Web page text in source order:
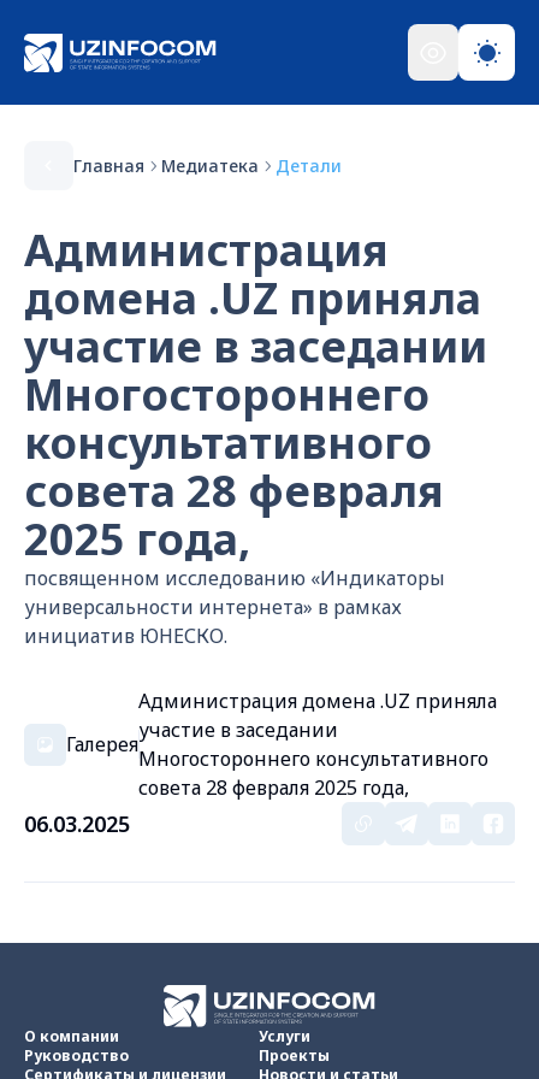
Главная Медиатека Детали
Администрация
домена .UZ приняла
участие в заседании
Многостороннего
консультативного
совета 28 февраля
2025 года,
посвященном исследованию «Индикаторы
универсальности интернета» в рамках
инициатив ЮНЕСКО.
Галерея
Администрация домена .UZ приняла
участие в заседании
Многостороннего консультативного
совета 28 февраля 2025 года,
06.03.2025
О компании
Руководство
Услуги
Проекты